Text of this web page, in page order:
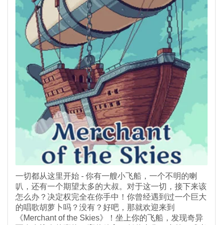
一切都从这里开始 - 你有一艘小飞船，一个不明的喇
叭，还有一个期望太多的大叔。对于这一切，接下来该
怎么办？决定权完全在你手中！你曾经遇到过一个巨大
的唱歌胡萝卜吗？没有？好吧，那就欢迎来到
《Merchant of the Skies》！坐上你的飞船，发现奇异